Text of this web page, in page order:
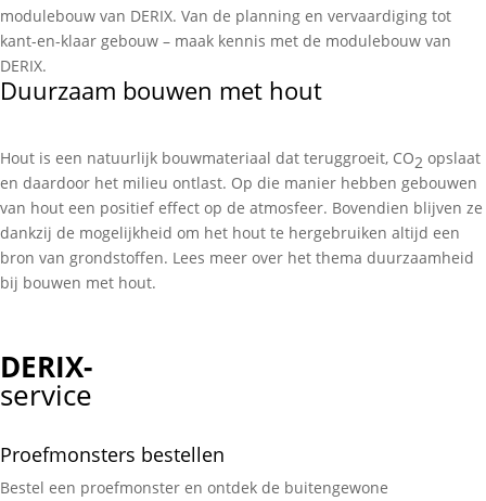
modulebouw van DERIX. Van de planning en vervaardiging tot
kant-en-klaar gebouw – maak kennis met de modulebouw van
DERIX.
Duurzaam bouwen met hout
Hout is een natuurlijk bouwmateriaal dat teruggroeit, CO2 opslaat
en daardoor het milieu ontlast. Op die manier hebben gebouwen
van hout een positief effect op de atmosfeer. Bovendien blijven ze
dankzij de mogelijkheid om het hout te hergebruiken altijd een
bron van grondstoffen. Lees meer over het thema duurzaamheid
bij bouwen met hout.
DERIX-
service
Proefmonsters bestellen
Bestel een proefmonster en ontdek de buitengewone